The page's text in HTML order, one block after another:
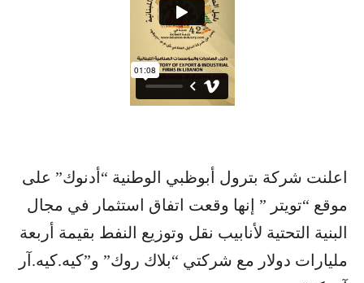
اعلنت شركة بترول أبوظبي الوطنية “أدنوك” على
موقع “تويتر ” إنها وقعت اتفاق استثمار في مجال
البنية التحتية لأنابيب نقل وتوزيع النفط بقيمة أربعة
مليارات دولار مع شركتي “بلاك روك” و”كيه.كيه.آر